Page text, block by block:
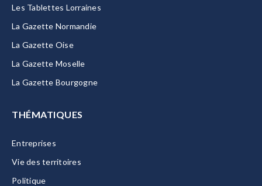
Les Tablettes Lorraines
La Gazette Normandie
La Gazette Oise
La Gazette Moselle
La Gazette Bourgogne
THÉMATIQUES
Entreprises
Vie des territoires
Politique